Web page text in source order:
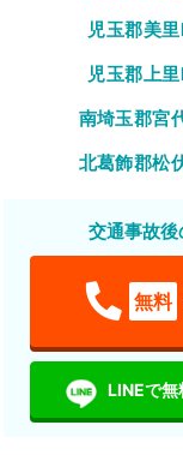
児玉郡美
児玉郡上
南埼玉郡宮
北葛飾郡松
交通事故後
無料
LINEで無